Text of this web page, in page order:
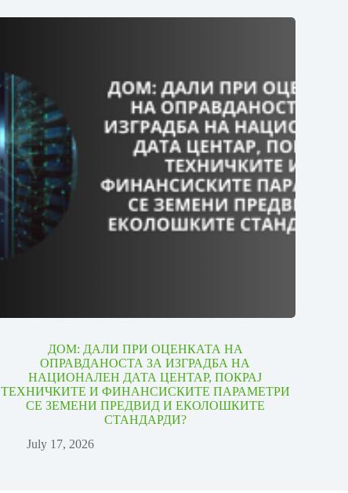
ДОМ: ДАЛИ ПРИ ОЦЕНКАТА НА
ОПРАВДАНОСТА ЗА ИЗГРАДБА НА
НАЦИОНАЛЕН ДАТА ЦЕНТАР, ПОКРАЈ
ТЕХНИЧКИТЕ И ФИНАНСИСКИТЕ ПАРАМЕТРИ
СЕ ЗЕМЕНИ ПРЕДВИД И ЕКОЛОШКИТЕ
СТАНДАРДИ?
July 17, 2026